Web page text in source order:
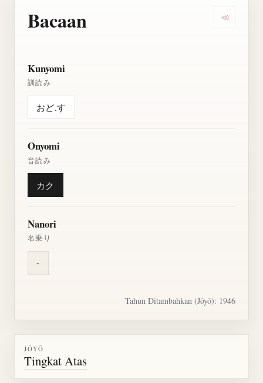
Bacaan
Kunyomi
訓読み
おど.す
Onyomi
音読み
カク
Nanori
名乗り
-
Tahun Ditambahkan (Jōyō): 1946
JŌYŌ
Tingkat Atas